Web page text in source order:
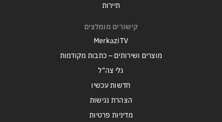
תיירות
קישורים מומלצים
MerkaziTV
מוצרים ושירותים – כתבות מקודמות
גלי צה"ל
חדשות עכשיו
הצהרת נגישות
מדיניות פרטיות